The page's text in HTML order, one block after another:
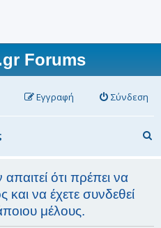
Forums
Σύνδεση
Εγγραφή
ν
ότι πρέπει να
και να έχετε συνδεθεί
μέλους.